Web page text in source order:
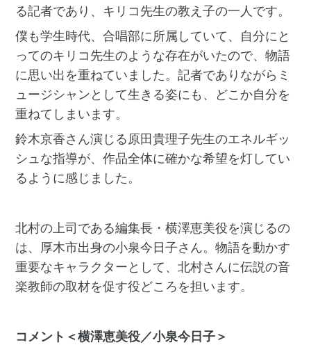
る記者であり、キリコ先⽣の教え⼦の⼀⼈です。
僕も学⽣時代、合唱部に所属していて、⾃分にと
ってのキリコ先⽣のような存在がいたので、物語
に思い出を重ねていました。記者でありながらミ
ュージシャンとして⽣きる姿にも、どこか⾃分を
重ねてしまいます。
鈴⽊京⾹さん演じる原⽥貴理⼦先⽣のエネルギッ
シュな指導が、作品全体に確かな希望を灯してい
るように感じました。
北村の上司である編集長・横澤恵美役を演じるの
は、厚木市出身の小泉今日子さん。物語を動かす
重要なキャラクターとして、北村さんに伝説の音
楽教師の取材を促す役どころを担います。
コメント＜横澤恵美役／⼩泉今⽇⼦＞